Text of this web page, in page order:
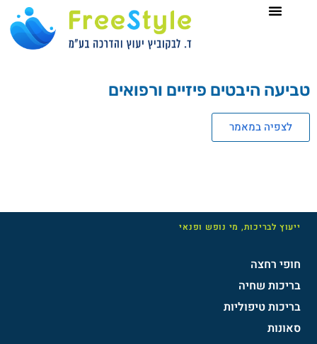
טביעה היבטים פיזיים ורפואים
לצפיה במאמר
ייעוץ לבריכות, מי נופש ופנאי
חופי רחצה
בריכות שחיה
בריכות טיפוליות
סאונות